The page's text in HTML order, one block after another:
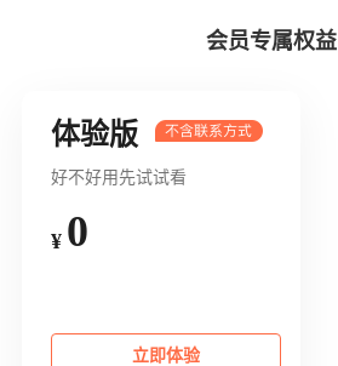
会员专属权益
体验版
好不好用先试试看
¥ 0
立即体验